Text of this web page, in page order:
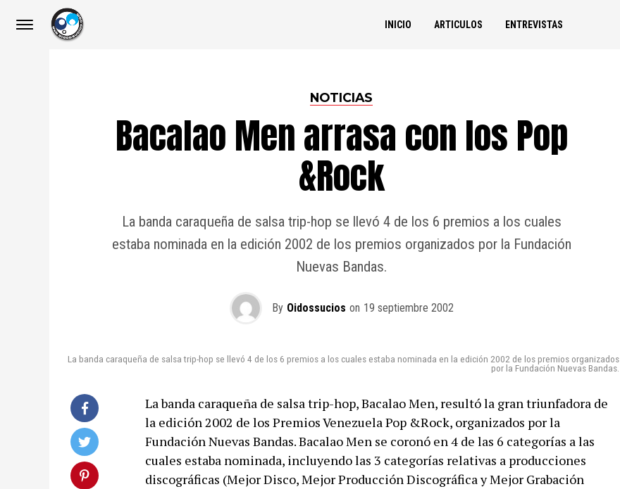
INICIO ARTICULOS ENTREVISTAS
NOTICIAS
Bacalao Men arrasa con los Pop
&Rock
La banda caraqueña de salsa trip-hop se llevó 4 de los 6 premios a los cuales
estaba nominada en la edición 2002 de los premios organizados por la Fundación
Nuevas Bandas.
By Oidossucios on 19 septiembre 2002
La banda caraqueña de salsa trip-hop se llevó 4 de los 6 premios a los cuales estaba nominada en la edición 2002 de los premios organizados
por la Fundación Nuevas Bandas.
La banda caraqueña de salsa trip-hop, Bacalao Men, resultó la gran triunfadora de
la edición 2002 de los Premios Venezuela Pop &Rock, organizados por la
Fundación Nuevas Bandas. Bacalao Men se coronó en 4 de las 6 categorías a las
cuales estaba nominada, incluyendo las 3 categorías relativas a producciones
discográficas (Mejor Disco, Mejor Producción Discográfica y Mejor Grabación